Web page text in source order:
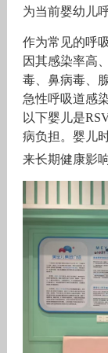
为当前婴幼儿
作为常见的呼
因其感染率高
毒、鼻病毒、
急性呼吸道感
以下婴儿是
病负担。婴儿
来长期健康影